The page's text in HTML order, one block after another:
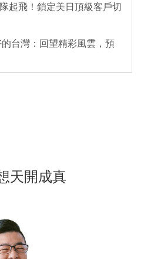
起飛！鎖定美日頂級客戶切
台灣：回望精彩風雲，預
天開成真